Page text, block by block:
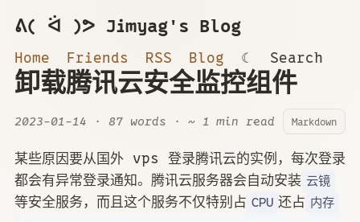
ᕕ( ᐛ )ᕗ Jimyag's Blog
Home Friends RSS Blog ☾ Search
卸载腾讯云安全监控组件
2023-01-14 · 87 words · ~ 1 min read Markdown
某些原因要从国外 vps 登录腾讯云的实例，每次登录
都会有异常登录通知。腾讯云服务器会自动安装 云镜
等安全服务，而且这个服务不仅特别占 CPU 还占 内存